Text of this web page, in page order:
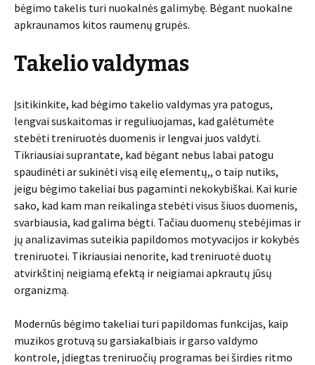
bėgimo takelis turi nuokalnės galimybę. Bėgant nuokalne
apkraunamos kitos raumenų grupės.
Takelio valdymas
Įsitikinkite, kad bėgimo takelio valdymas yra patogus,
lengvai suskaitomas ir reguliuojamas, kad galėtumėte
stebėti treniruotės duomenis ir lengvai juos valdyti.
Tikriausiai suprantate, kad bėgant nebus labai patogu
spaudinėti ar sukinėti visą eilę elementų,, o taip nutiks,
jeigu bėgimo takeliai bus pagaminti nekokybiškai. Kai kurie
sako, kad kam man reikalinga stebėti visus šiuos duomenis,
svarbiausia, kad galima bėgti. Tačiau duomenų stebėjimas ir
jų analizavimas suteikia papildomos motyvacijos ir kokybės
treniruotei. Tikriausiai nenorite, kad treniruotė duotų
atvirkštinį neigiamą efektą ir neigiamai apkrautų jūsų
organizmą.
Modernūs bėgimo takeliai turi papildomas funkcijas, kaip
muzikos grotuvą su garsiakalbiais ir garso valdymo
kontrole, įdiegtas treniruočių programas bei širdies ritmo